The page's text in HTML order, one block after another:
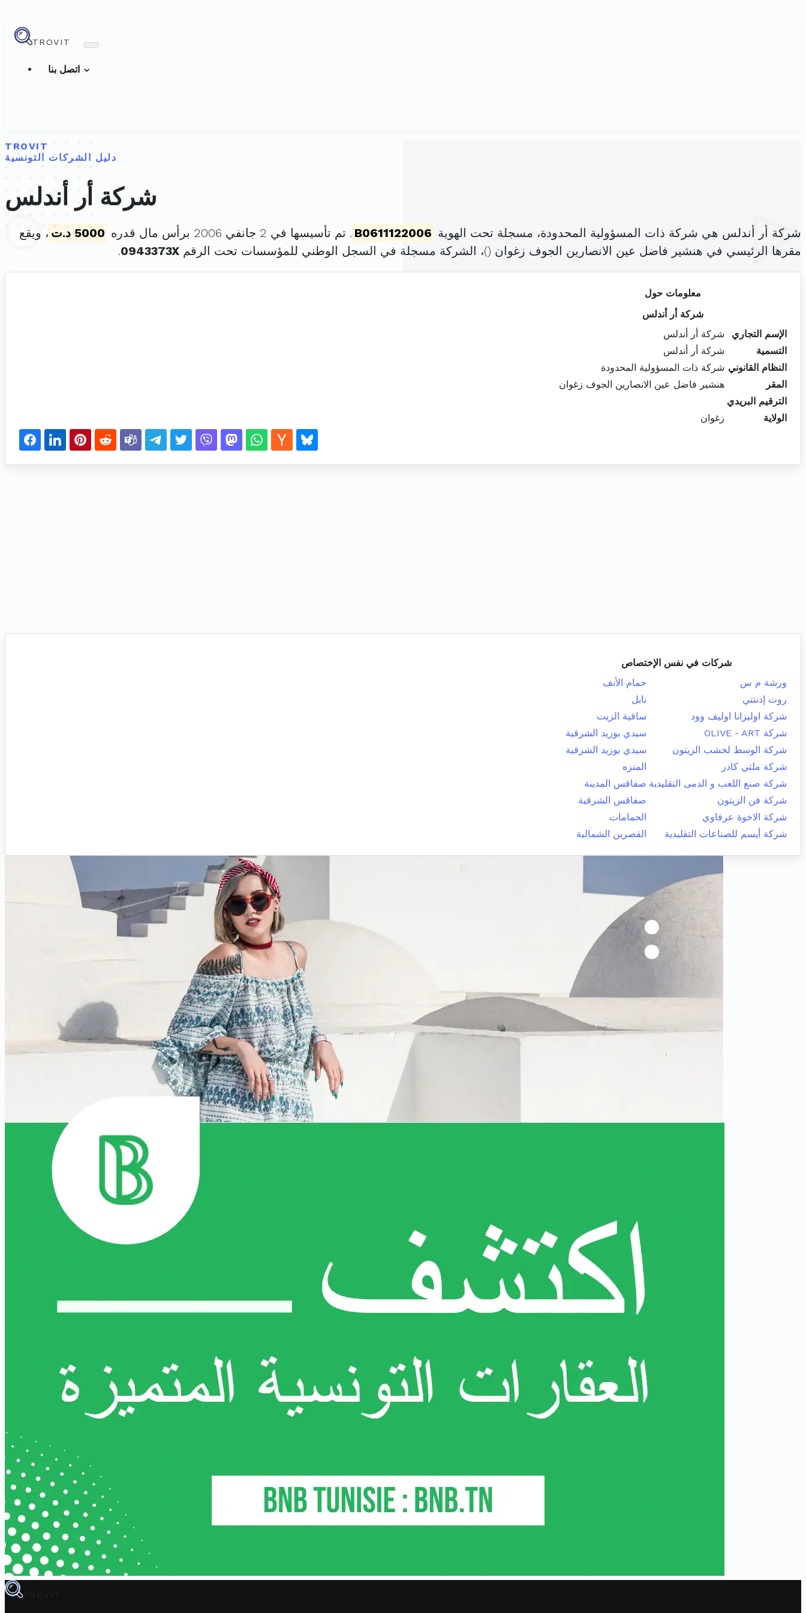
TROVIT
TROVIT
دليل الشركات التونسية
شركة أر أندلس
شركة أر أندلس هي شركة ذات المسؤولية المحدودة، مسجلة تحت الهوية B0611122006 . تم تأسيسها في 2 جانفي 2006 برأس مال قدره 5000 د.ت
، ويقع
مقرها الرئيسي في هنشير فاضل عين الانصارين الجوف زغوان ()، الشركة مسجلة في السجل الوطني للمؤسسات تحت الرقم 0943373X
.
معلومات حول
شركة أر أندلس
الإسم التجاري
شركة أر أندلس
التسمية
شركة أر أندلس
النظام القانوني شركة ذات المسؤولية المحدودة
المقر
هنشير فاضل عين الانصارين الجوف زغوان
الترقيم البريدي
الولاية
زغوان
شركات في نفس الإختصاص
ورشة م س
حمام الأنف
روت إدنتتي
نابل
شركة اوليزانا اوليف وود
ساقية الزيت
شركة OLIVE - ART
سيدي بوزيد الشرقية
شركة الوسط لخشب الزيتون
سيدي بوزيد الشرقية
شركة ملتي كادر
المنزه
شركة صنع اللعب و الدمى التقليدية صفاقس المدينة
شركة فن الزيتون
صفاقس الشرقية
شركة الاخوة عرفاوي
الحمامات
شركة أيسم للصناعات التقليدية
القصرين الشمالية
TROVIT